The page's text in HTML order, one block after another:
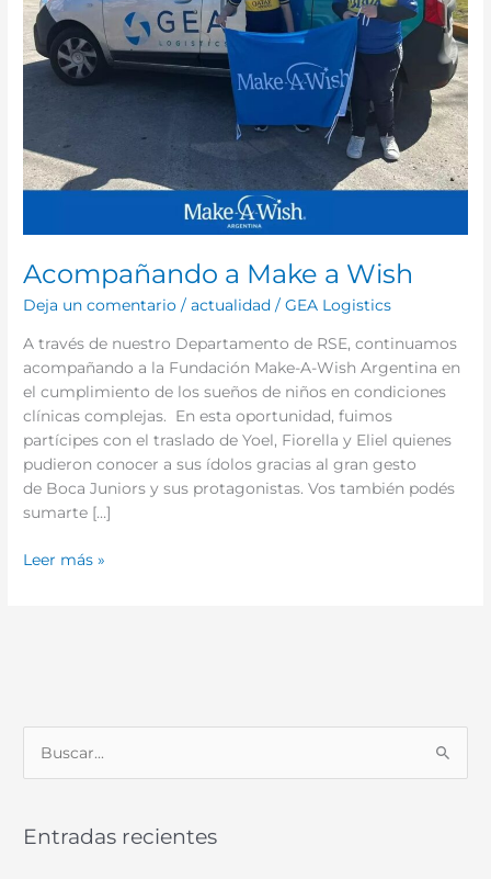
Acompañando a Make a Wish
Deja un comentario /actualidad /GEA Logistics
A través de nuestro Departamento de RSE, continuamos
acompañando a la Fundación Make-A-Wish Argentina en
el cumplimiento de los sueños de niños en condiciones
clínicas complejas. En esta oportunidad, fuimos
partícipes con el traslado de Yoel, Fiorella y Eliel quienes
pudieron conocer a sus ídolos gracias al gran gesto
de Boca Juniors y sus protagonistas. Vos también podés
sumarte […]
Leer más »
c
Entradas recientes